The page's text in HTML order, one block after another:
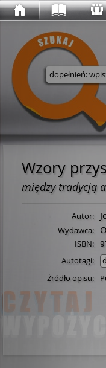
Wzory
między tradycją
Autor:
Wydawca:
ISBN:
Autotagi:
Źródło opisu: